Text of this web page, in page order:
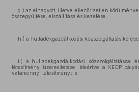
g.) az elhagyott, illetve ellenőrizetlen
összegyűjtése, elszállítása és kezelése,
h.) a hulladékgazdálkodási közszolgáltatás
i.) a hulladékgazdálkodási közszolgáltatással
létesítmény üzemeltetése, ideértve a KEOP
valamennyi létesítményt is,